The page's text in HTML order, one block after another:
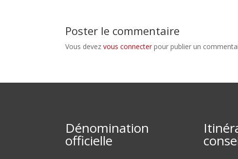
Poster le commentaire
Vous devezvous connecterpour publier un
Dénomination
officielle